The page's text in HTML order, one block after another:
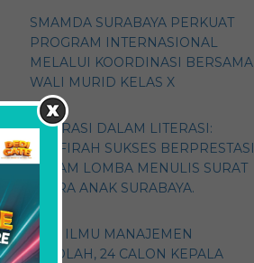
SMAMDA SURABAYA PERKUAT
PROGRAM INTERNASIONAL
MELALUI KOORDINASI BERSAMA
WALI MURID KELAS X
ASPIRASI DALAM LITERASI:
ZHAFIRAH SUKSES BERPRESTASI
DALAM LOMBA MENULIS SURAT
SUARA ANAK SURABAYA.
GALI ILMU MANAJEMEN
SEKOLAH, 24 CALON KEPALA